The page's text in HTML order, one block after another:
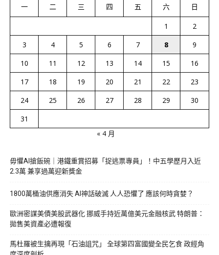
一 二 三 四 五 六 日
1
2
3
4 5 6 7 8
9
10
11 12 13 14 15
16
17
18 19 20 21 22
23
24
25 26 27 28 29
30
31
« 4 月
毋懼AI搶飯碗｜港鐵重賞招募「捉逃票專員」！中五學歷月入近
2.3萬 兼享過萬迎新獎金
1800萬桶油供應消失 AI神話破滅 人人恐懼了 應該何時貪婪？
歐洲密謀美債美股武器化 挪威手持近萬億美元金融核武 特朗普：
拋售美資產必遭報復
馬杜羅被生擒再現「石油詛咒」 全球第四富國變全民乞食 政經角